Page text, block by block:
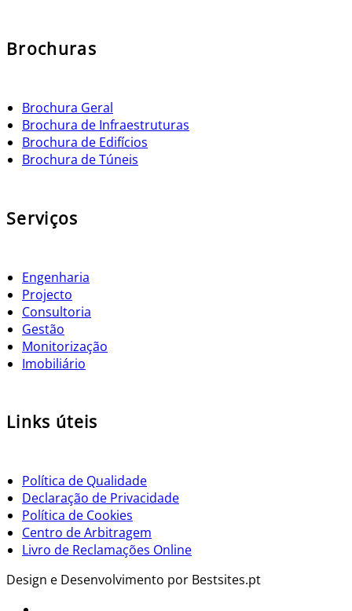
Brochuras
Brochura Geral
Brochura de Infraestruturas
Brochura de Edifícios
Brochura de Túneis
Serviços
Engenharia
Projecto
Consultoria
Gestão
Monitorização
Imobiliário
Links úteis
Política de Qualidade
Declaração de Privacidade
Política de Cookies
Centro de Arbitragem
Livro de Reclamações Online
Design e Desenvolvimento por Bestsites.pt